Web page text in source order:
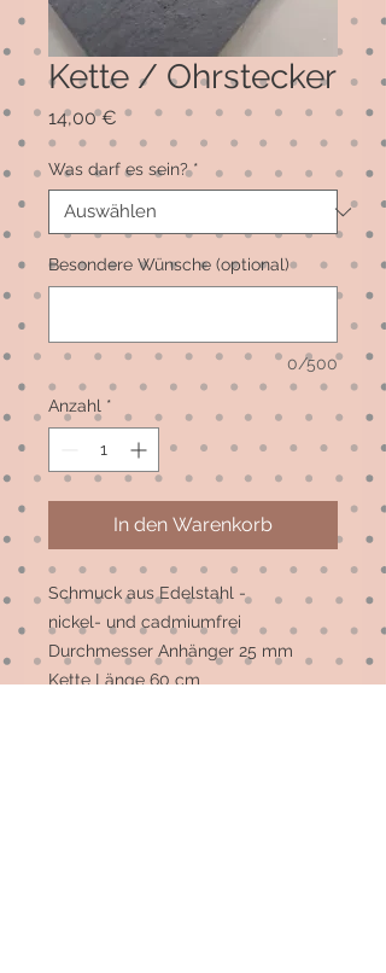
Kette / Ohrstecker
14,00 € Preis
Was darf es sein? *
Besondere Wünsche (optional)
0/500
Anzahl *
In den Warenkorb
Schmuck aus Edelstahl -
nickel- und cadmiumfrei
Durchmesser Anhänger 25 mm
Kette Länge 60 cm